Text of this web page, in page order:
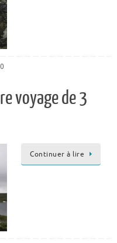
0
voyage de 3
Continuer à lire